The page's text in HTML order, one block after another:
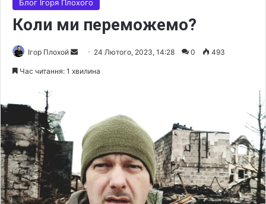
Блог Ігоря Плохого
Коли ми переможемо?
Ігор Плохой
m
a
i
l
24 Лютого, 2023, 14:28 0 493
Час читання: 1 хвилина